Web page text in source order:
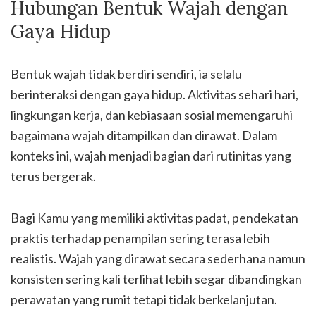
Hubungan Bentuk Wajah dengan
Gaya Hidup
Bentuk wajah tidak berdiri sendiri, ia selalu
berinteraksi dengan gaya hidup. Aktivitas sehari hari,
lingkungan kerja, dan kebiasaan sosial memengaruhi
bagaimana wajah ditampilkan dan dirawat. Dalam
konteks ini, wajah menjadi bagian dari rutinitas yang
terus bergerak.
Bagi Kamu yang memiliki aktivitas padat, pendekatan
praktis terhadap penampilan sering terasa lebih
realistis. Wajah yang dirawat secara sederhana namun
konsisten sering kali terlihat lebih segar dibandingkan
perawatan yang rumit tetapi tidak berkelanjutan.